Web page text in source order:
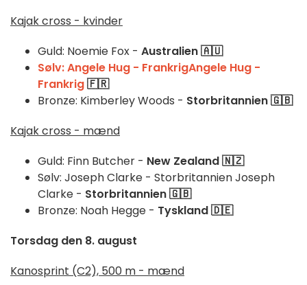
Kajak cross - kvinder
Guld: Noemie Fox - Australien 🇦🇺
Sølv: Angele Hug - FrankrigAngele Hug -
Frankrig🇫🇷
Bronze: Kimberley Woods - Storbritannien 🇬🇧
Kajak cross - mænd
Guld: Finn Butcher - New Zealand 🇳🇿
Sølv: Joseph Clarke - Storbritannien Joseph
Clarke - Storbritannien🇬🇧
Bronze: Noah Hegge - Tyskland 🇩🇪
Torsdag den 8. august
Kanosprint (C2), 500 m - mænd